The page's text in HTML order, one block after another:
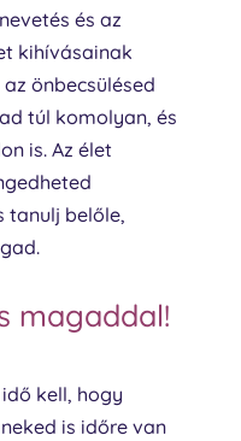
és az
kihívásainak
önbecsülésed
túl komolyan, és
is. Az élet
tanulj belőle,
magaddal!
kell, hogy
is időre van